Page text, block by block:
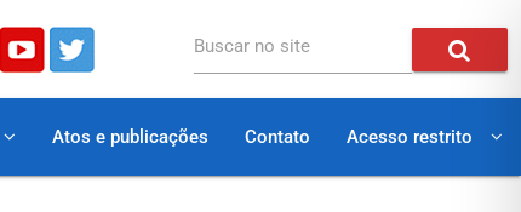
Buscar no site
Atos e publicações Contato Acesso restrito